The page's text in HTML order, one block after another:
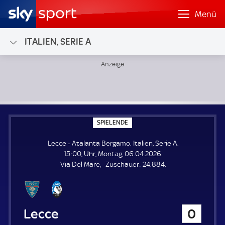
Menü
ITALIEN, SERIE A
SPIELENDE
P
E
L
E
N
Lecce - Atalanta Bergamo. Italien, Serie A.
15:00, Uhr, Montag, 06.04.2026.
Via Del Mare
Zuschauer: Z
24.884.
Lecce
0